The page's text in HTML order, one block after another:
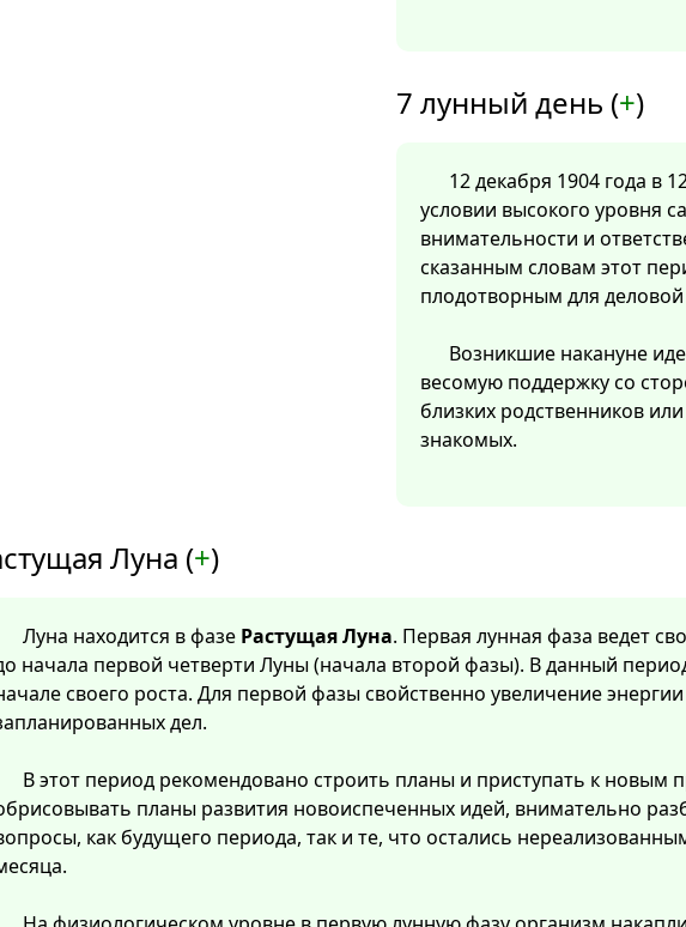
7 лунный день (+)
12 декабря 1904 года в
условии высокого уровня
внимательности и
сказанным словам этот
плодотворным для деловой
Возникшие накануне
весомую поддержку со
близких родственников
знакомых.
Луна (+)
Луна находится в фазе Растущая Луна. Первая лунная фаза ведет
начала первой четверти Луны (начала второй фазы). В данный
своего роста. Для первой фазы свойственно увеличение
дел.
В этот период рекомендовано строить планы и приступать к новым
планы развития новоиспеченных идей, внимательно
как будущего периода, так и те, что остались